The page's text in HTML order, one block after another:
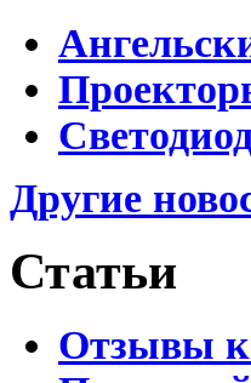
Другие
Статьи
Отзывы